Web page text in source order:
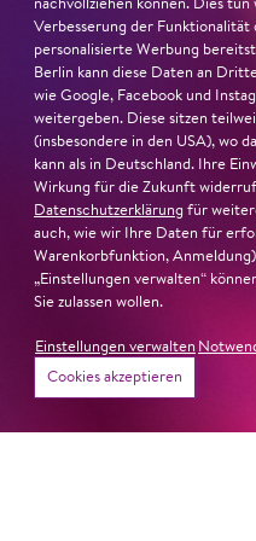
sind Auflehnung und
wie die verzweifelte
Begründung
nachvollziehen können. Dies
Verbesserung der Funktionalität
personalisierte Werbung
Berlin kann diese Daten an
wie Google, Facebook und
weitergeben. Diese sitzen
(insbesondere in den USA), wo
kann als in Deutschland. Ihre
Wirkung für die Zukunft
Datenschutzerklärung für
auch, wie wir Ihre Daten für
Warenkorbfunktion,
„Einstellungen verwalten“
Sie zulassen wollen.
Einstellungen verwalten
Cookies akzeptieren